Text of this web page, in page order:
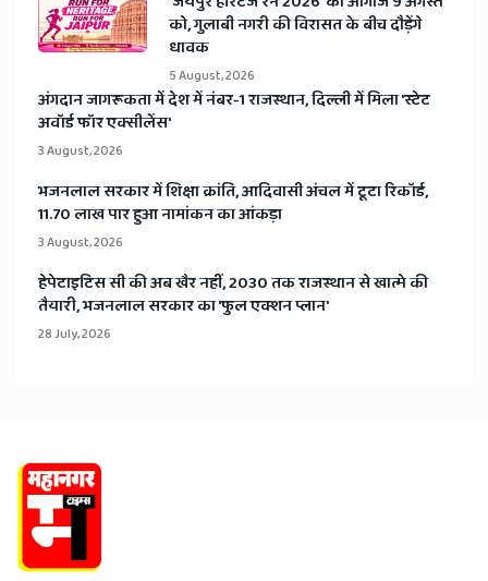
को, गुलाबी नगरी की विरासत के बीच दौड़ेंगे
धावक
5 August, 2026
अंगदान जागरूकता में देश में नंबर-1 राजस्थान, दिल्ली में मिला 'स्टेट
अवॉर्ड फॉर एक्सीलेंस'
3 August, 2026
भजनलाल सरकार में शिक्षा क्रांति, आदिवासी अंचल में टूटा रिकॉर्ड,
11.70 लाख पार हुआ नामांकन का आंकड़ा
3 August, 2026
हेपेटाइटिस सी की अब खैर नहीं, 2030 तक राजस्थान से खात्मे की
तैयारी, भजनलाल सरकार का 'फुल एक्शन प्लान'
28 July, 2026